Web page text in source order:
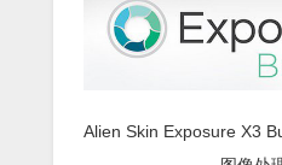
Alien Skin Exposure X3